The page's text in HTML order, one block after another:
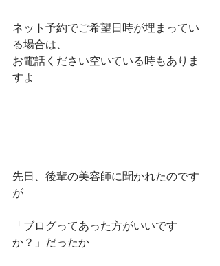
ネット予約でご希望日時が埋まってい
る場合は、
お電話ください空いている時もありま
すよ
先日、後輩の美容師に聞かれたのです
が
「ブログってあった方がいいです
か？」だったか